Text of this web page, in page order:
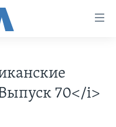
70</i>